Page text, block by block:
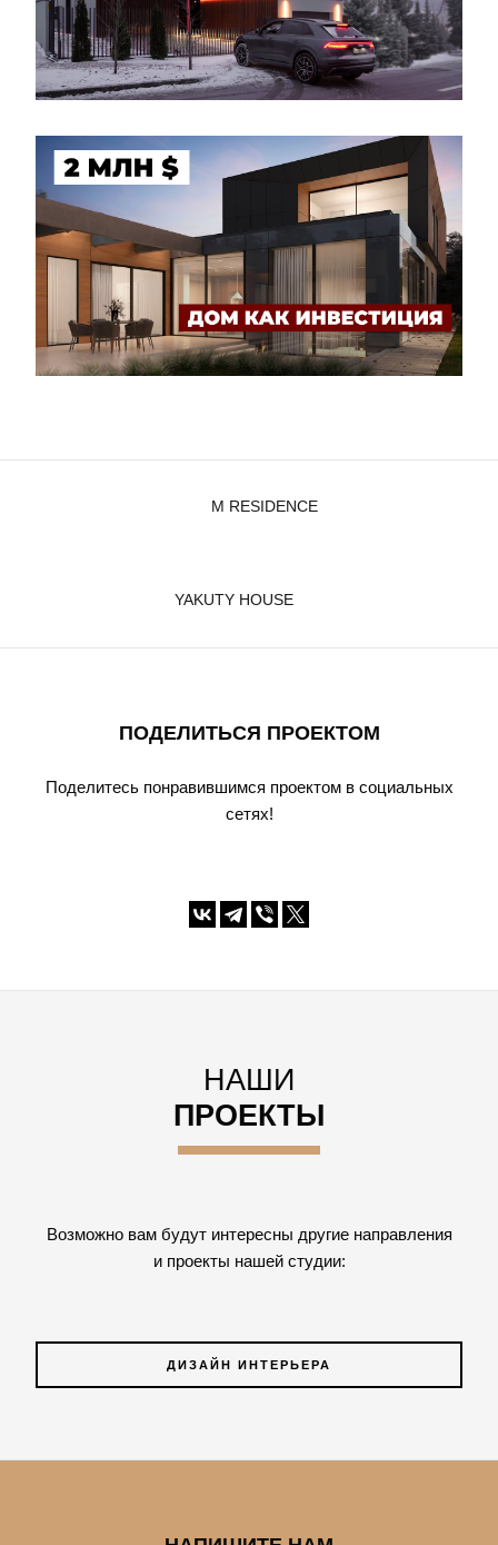
M RESIDENCE
YAKUTY HOUSE
ПОДЕЛИТЬСЯ ПРОЕКТОМ
Поделитесь понравившимся проектом в социальных
сетях!
НАШИ
ПРОЕКТЫ
Возможно вам будут интересны другие направления
и проекты нашей студии:
ДИЗАЙН ИНТЕРЬЕРА